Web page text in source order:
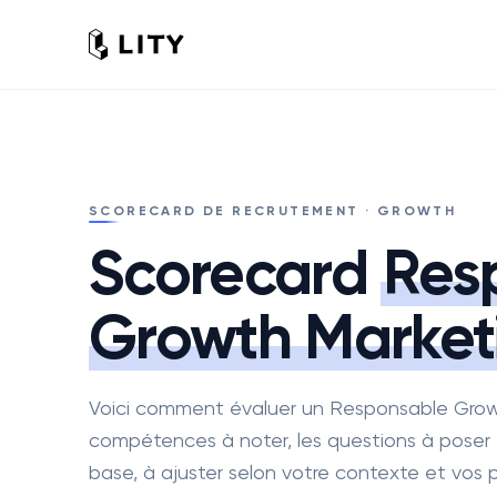
SCORECARD DE RECRUTEMENT · GROWTH
Scorecard
Growth
Voici comment évaluer un Responsable
compétences à noter, les questions à poser
base, à ajuster selon votre contexte et vos